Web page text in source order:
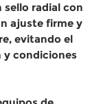
sello radial con
ajuste firme y
evitando el
y condiciones